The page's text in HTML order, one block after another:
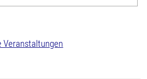
Veranstaltungen